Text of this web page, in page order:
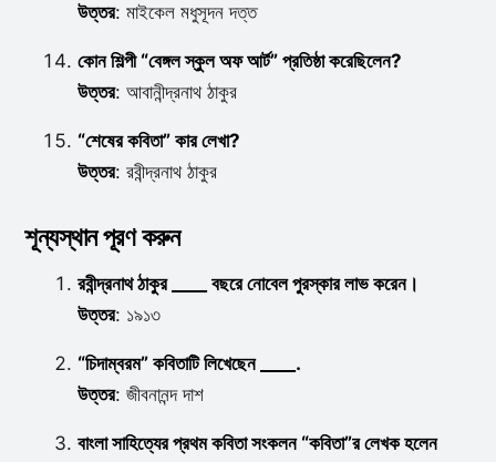
উত্তর: মাইকেল মধুসূদন দত্ত
কোন শিল্পী “বেঙ্গল স্কুল অফ আর্ট” প্রতিষ্ঠা করেছিলেন?
উত্তর: আবানীন্দ্রনাথ ঠাকুর
“শেষের কবিতা” কার লেখা?
উত্তর: রবীন্দ্রনাথ ঠাকুর
শূন্যস্থান পূরণ করুন
রবীন্দ্রনাথ ঠাকুর ____ বছরে নোবেল পুরস্কার লাভ করেন।
উত্তর: ১৯১৩
“চিদাম্বরম” কবিতাটি লিখেছেন ____.
উত্তর: জীবনানন্দ দাশ
বাংলা সাহিত্যের প্রথম কবিতা সংকলন “কবিতা”র লেখক হলেন